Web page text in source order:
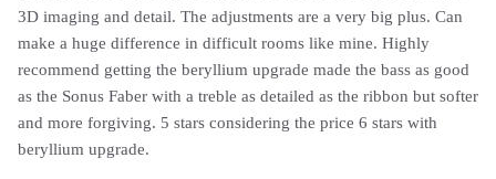
3D imaging and detail. The adjustments are a very big plus. Can
make a huge difference in difficult rooms like mine. Highly
recommend getting the beryllium upgrade made the bass as good
as the Sonus Faber with a treble as detailed as the ribbon but softer
and more forgiving. 5 stars considering the price 6 stars with
beryllium upgrade.